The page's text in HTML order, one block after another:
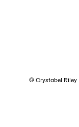
© Crystabel Riley